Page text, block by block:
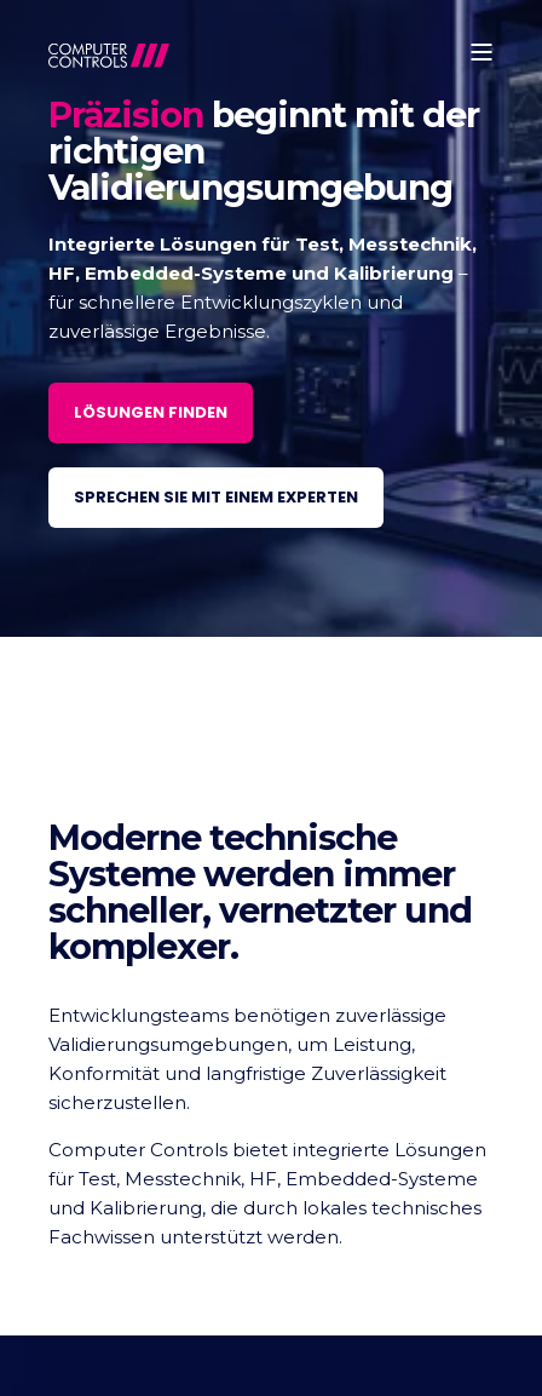
Präzision beginnt mit der
richtigen
Validierungsumgebung
Integrierte Lösungen für Test, Messtechnik,
HF, Embedded-Systeme und Kalibrierung –
für schnellere Entwicklungszyklen und
zuverlässige Ergebnisse.
LÖSUNGEN FINDEN
SPRECHEN SIE MIT EINEM EXPERTEN
Moderne technische
Systeme werden immer
schneller, vernetzter und
komplexer.
Entwicklungsteams benötigen zuverlässige
Validierungsumgebungen, um Leistung,
Konformität und langfristige Zuverlässigkeit
sicherzustellen.
Computer Controls bietet integrierte Lösungen
für Test, Messtechnik, HF, Embedded-Systeme
und Kalibrierung, die durch lokales technisches
Fachwissen unterstützt werden.